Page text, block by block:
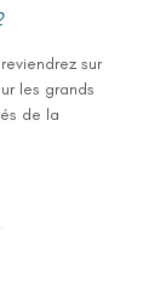
sur
les grands
de la